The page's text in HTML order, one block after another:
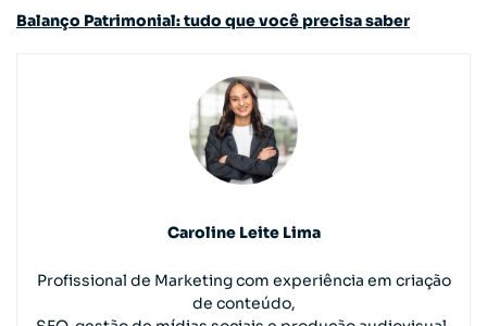
Balanço Patrimonial: tudo que você precisa saber
Caroline Leite Lima
Profissional de Marketing com experiência em criação
de conteúdo,